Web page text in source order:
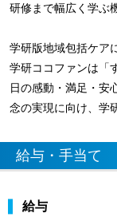
研修まで幅広く学ぶ
学研版地域包括ケア
学研ココファンは「
日の感動・満足・安
念の実現に向け、学
給与・手当て
給与